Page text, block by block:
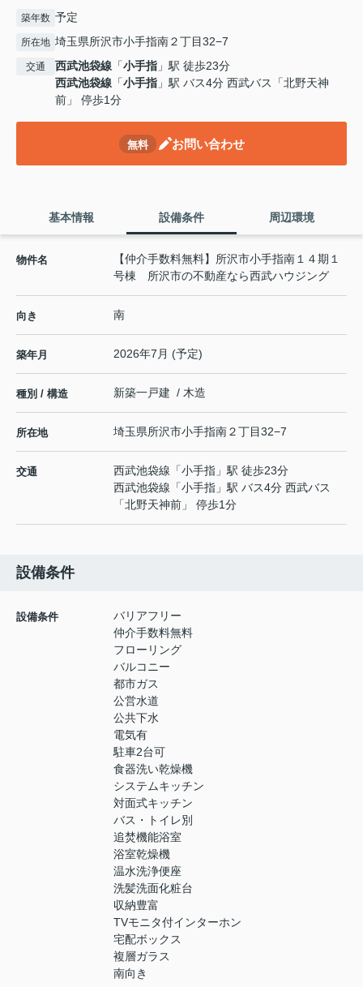
築年数 予定
所在地 埼玉県所沢市小手指南２丁目32−7
交通 西武池袋線 「小手指 」駅 徒歩23分
西武池袋線 「小手指 」駅 バス4分 西武バス「北野天神
前」 停歩1分
無料 お問い合わせ
基本情報 設備条件 周辺環境
物件名
【仲介手数料無料】所沢市小手指南１４期１
号棟 所沢市の不動産なら西武ハウジング
向き 南
築年月 2026年7月 (予定)
種別 / 構造 新築一戸建 / 木造
所在地 埼玉県所沢市小手指南２丁目32−7
交通 西武池袋線 「小手指 」駅 徒歩23分
西武池袋線 「小手指 」駅 バス4分 西武バス
「北野天神前」 停歩1分
設備条件
設備条件
バリアフリー
仲介手数料無料
フローリング
バルコニー
都市ガス
公営水道
公共下水
電気有
駐車2台可
食器洗い乾燥機
システムキッチン
対面式キッチン
バス・トイレ別
追焚機能浴室
浴室乾燥機
温水洗浄便座
洗髪洗面化粧台
収納豊富
TVモニタ付インターホン
宅配ボックス
複層ガラス
南向き